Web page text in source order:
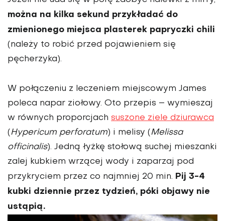
można na kilka sekund przykładać do
zmienionego miejsca plasterek papryczki chili
(należy to robić przed pojawieniem się
pęcherzyka).
W połączeniu z leczeniem miejscowym James
poleca napar ziołowy. Oto przepis – wymieszaj
w równych proporcjach suszone ziele dziurawca
(Hypericum perforatum) i melisy (Melissa
officinalis). Jedną łyżkę stołową suchej mieszanki
zalej kubkiem wrzącej wody i zaparzaj pod
przykryciem przez co najmniej 20 min. Pij 3-4
kubki dziennie przez tydzień, póki objawy nie
ustąpią.